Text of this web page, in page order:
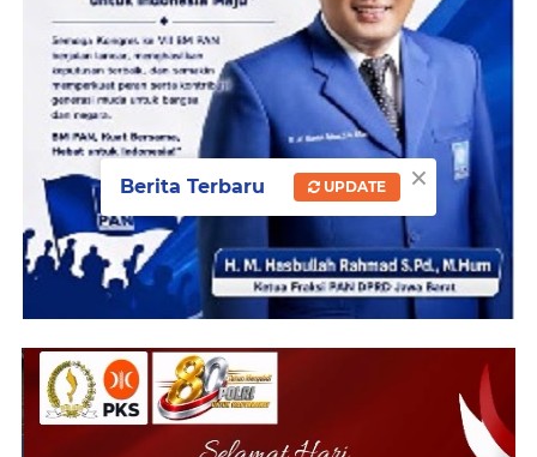
×
Berita Terbaru UPDATE